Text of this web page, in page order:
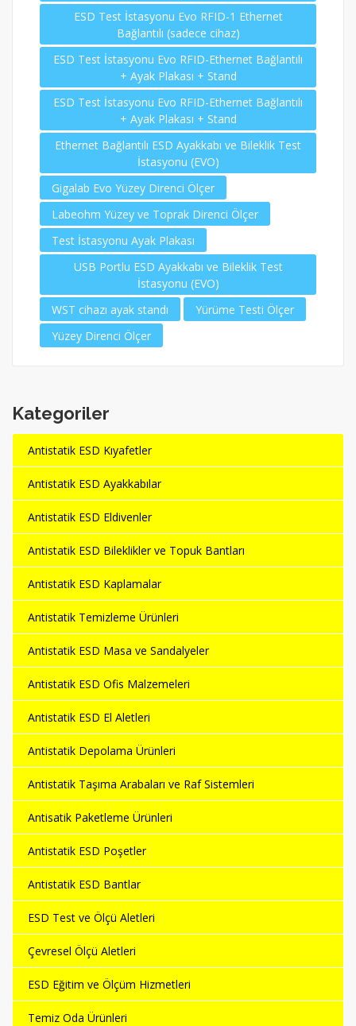
ESD Test İstasyonu Evo RFID-1 Ethernet
Bağlantılı (sadece cihaz)
ESD Test İstasyonu Evo RFID-Ethernet Bağlantılı
+ Ayak Plakası + Stand
ESD Test İstasyonu Evo RFID-Ethernet Bağlantılı
+ Ayak Plakası + Stand
Ethernet Bağlantılı ESD Ayakkabı ve Bileklik Test
İstasyonu (EVO)
Gigalab Evo Yüzey Direnci Ölçer
Labeohm Yüzey ve Toprak Direnci Ölçer
Test İstasyonu Ayak Plakası
USB Portlu ESD Ayakkabı ve Bileklik Test
İstasyonu (EVO)
WST cihazı ayak standı
Yürüme Testi Ölçer
Yüzey Direnci Ölçer
Kategoriler
Antistatik ESD Kıyafetler
Antistatik ESD Ayakkabılar
Antistatik ESD Eldivenler
Antistatik ESD Bileklikler ve Topuk Bantları
Antistatik ESD Kaplamalar
Antistatik Temizleme Ürünleri
Antistatik ESD Masa ve Sandalyeler
Antistatik ESD Ofis Malzemeleri
Antistatik ESD El Aletleri
Antistatik Depolama Ürünleri
Antistatik Taşıma Arabaları ve Raf Sistemleri
Antisatik Paketleme Ürünleri
Antistatik ESD Poşetler
Antistatik ESD Bantlar
ESD Test ve Ölçü Aletleri
Çevresel Ölçü Aletleri
ESD Eğitim ve Ölçüm Hizmetleri
Temiz Oda Ürünleri